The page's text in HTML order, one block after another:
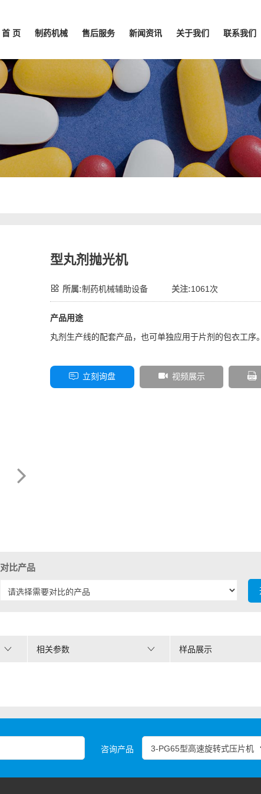
首 页 制药机械 售后服务 新闻资讯 关于我们 联系我们
型丸剂抛光机
所属:制药机械辅助设备 关注:1061次
产品用途
丸剂生产线的配套产品，也可单独应用于片剂的包衣工序。
立刻询盘 视频展示
对比产品
相关参数 样品展示
咨询产品